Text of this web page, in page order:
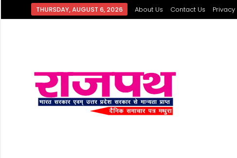
THURSDAY, AUGUST 6, 2026 About Us Contact Us Privacy